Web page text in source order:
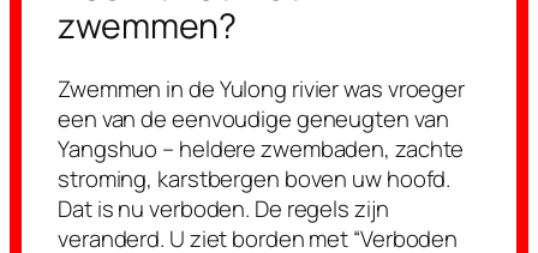
zwemmen?
Zwemmen in de Yulong rivier was vroeger
een van de eenvoudige geneugten van
Yangshuo – heldere zwembaden, zachte
stroming, karstbergen boven uw hoofd.
Dat is nu verboden. De regels zijn
veranderd. U ziet borden met “Verboden